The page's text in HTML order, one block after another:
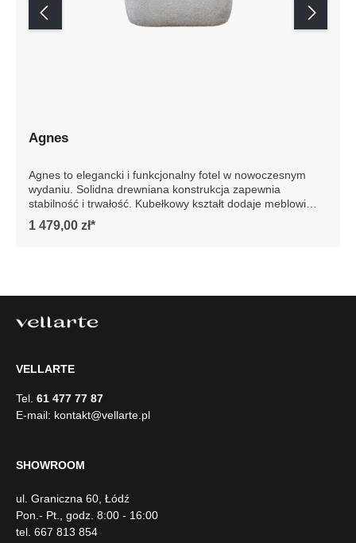
Agnes
Agnes to elegancki i funkcjonalny fotel w nowoczesnym
wydaniu. Solidna drewniana konstrukcja zapewnia
stabilność i trwałość. Kubełkowy kształt dodaje meblowi
elegancji, podkreślając jego nowoczesny design. Idealny
do każdego wnętrza, fotel Agnes to gwarancja luksusu i
1 479,00 zł*
VELLARTE
Tel. 61 477 77 87
E-mail: kontakt@vellarte.pl
SHOWROOM
ul. Graniczna 60, Łódź
Pon.- Pt., godz. 8:00 - 16:00
tel. 667 813 854